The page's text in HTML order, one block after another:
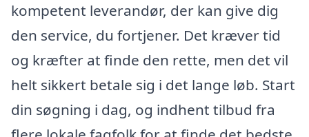
kompetent leverandør, der kan give dig
den service, du fortjener. Det kræver tid
og kræfter at finde den rette, men det vil
helt sikkert betale sig i det lange løb. Start
din søgning i dag, og indhent tilbud fra